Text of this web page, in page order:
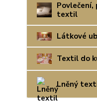
Povlečení,
textil
Látkové
Textil do
Lněný